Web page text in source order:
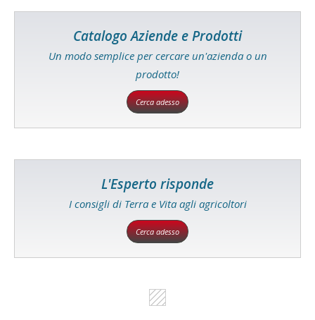
Catalogo Aziende e Prodotti
Un modo semplice per cercare un'azienda o un
prodotto!
Cerca adesso
L'Esperto risponde
I consigli di Terra e Vita agli agricoltori
Cerca adesso